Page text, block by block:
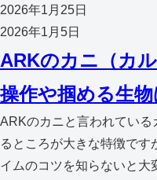
2026年1月25日
2026年1月5日
ARKのカニ（カ
操作や掴める生物
ARKのカニと言われてい
るところが大きな特徴です
イムのコツを知らないと大